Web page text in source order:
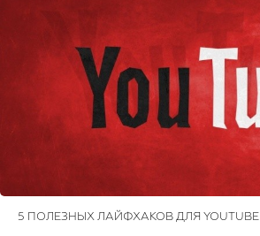
5 ПОЛЕЗНЫХ ЛАЙФХАКОВ ДЛЯ YOUTUBE